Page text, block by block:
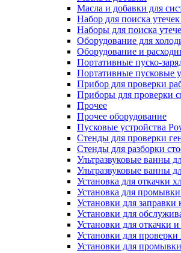
Масла и добавки для
Набор для поиска
Наборы для поиска
Оборудование для
Оборудование и
Портативные пуско-
Портативные пусковые
Прибор для проверки
Приборы для проверки
Прочее
Прочее оборудование
Пусковые устройства
Стенды для проверки
Стенды для разборки
Ультразвуковые ванны
Ультразвуковые ванны
Установка для откачки
Установка для
Установки для заправки
Установки для
Установки для откачки
Установки для
Установки для